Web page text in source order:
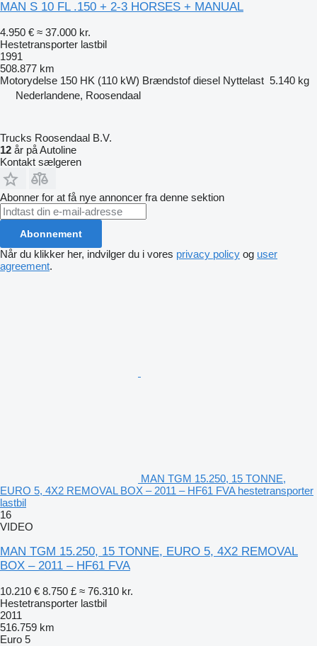
MAN S 10 FL .150 + 2-3 HORSES + MANUAL
4.950 € ≈ 37.000 kr.
Hestetransporter lastbil
1991
508.877 km
Motorydelse 150 HK (110 kW) Brændstof diesel Nyttelast 5.140 kg
Nederlandene, Roosendaal
Trucks Roosendaal B.V.
12 år på Autoline
Kontakt sælgeren
Abonner for at få nye annoncer fra denne sektion
Abonnement
Når du klikker her, indvilger du i vores privacy policy og user
agreement.
MAN TGM 15.250, 15 TONNE,
EURO 5, 4X2 REMOVAL BOX – 2011 – HF61 FVA hestetransporter
lastbil
16
VIDEO
MAN TGM 15.250, 15 TONNE, EURO 5, 4X2 REMOVAL
BOX – 2011 – HF61 FVA
10.210 € 8.750 £ ≈ 76.310 kr.
Hestetransporter lastbil
2011
516.759 km
Euro 5